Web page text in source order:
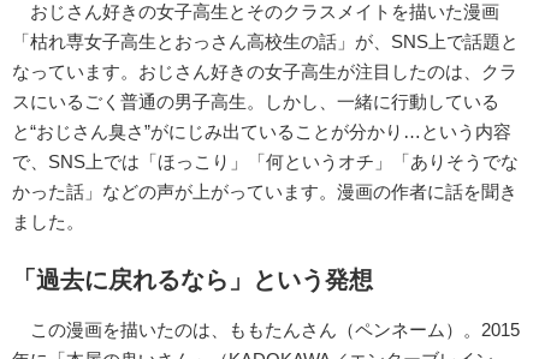
おじさん好きの女子高生とそのクラスメイトを描いた漫画
「枯れ専女子高生とおっさん高校生の話」が、SNS上で話題と
なっています。おじさん好きの女子高生が注目したのは、クラ
スにいるごく普通の男子高生。しかし、一緒に行動している
と“おじさん臭さ”がにじみ出ていることが分かり…という内容
で、SNS上では「ほっこり」「何というオチ」「ありそうでな
かった話」などの声が上がっています。漫画の作者に話を聞き
ました。
「過去に戻れるなら」という発想
この漫画を描いたのは、ももたんさん（ペンネーム）。2015